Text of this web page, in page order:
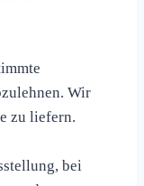
Wir
zu liefern.
bei